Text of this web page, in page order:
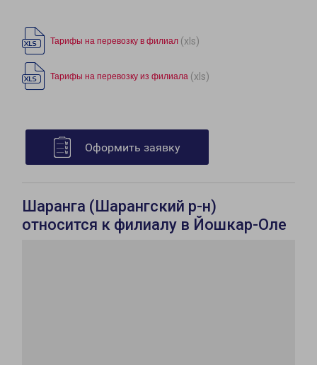
Тарифы на перевозку в филиал (xls)
Тарифы на перевозку из филиала (xls)
Оформить заявку
Шаранга (Шарангский р-н)
относится к филиалу в Йошкар-Оле